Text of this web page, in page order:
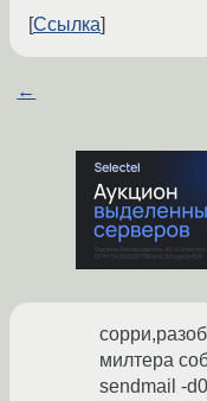
Ссылка
←
милтера
sendmail -